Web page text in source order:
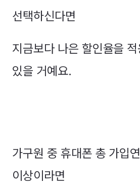
선택하신다면
지금보다 나은 할인율을
있을 거예요.
가구원 중 휴대폰 총 가입
이상이라면